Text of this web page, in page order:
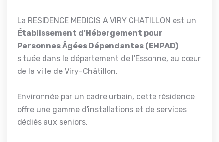
La RESIDENCE MEDICIS A VIRY CHATILLON est un
Établissement d'Hébergement pour
Personnes Âgées Dépendantes (EHPAD)
située dans le département de l'Essonne, au cœur
de la ville de Viry-Châtillon.
Environnée par un cadre urbain, cette résidence
offre une gamme d'installations et de services
dédiés aux seniors.